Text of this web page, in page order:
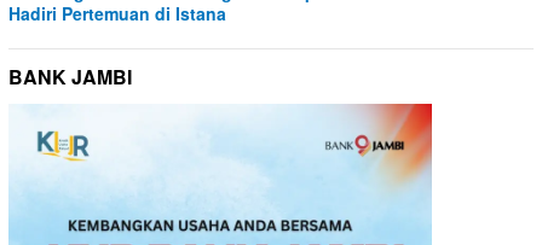
Hadiri Pertemuan di Istana
BANK JAMBI